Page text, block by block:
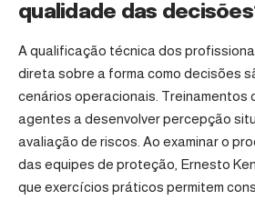
qualidade das
A qualificação técnica dos
direta sobre a forma como decisões
cenários operacionais. Treinamentos
agentes a desenvolver percepção
avaliação de riscos. Ao examinar o
das equipes de proteção, Ernesto
que exercícios práticos permitem